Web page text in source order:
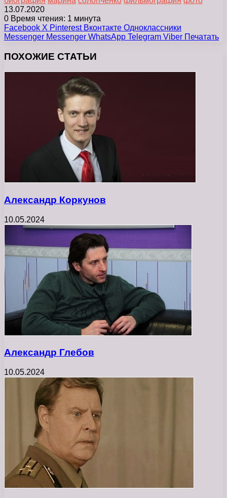
13.07.2020
0 Время чтения: 1 минута
Facebook X Pinterest Вконтакте Одноклассники
Messenger Messenger WhatsApp Telegram Viber Печатать
ПОХОЖИЕ СТАТЬИ
Александр Коркунов
10.05.2024
Александр Глебов
10.05.2024